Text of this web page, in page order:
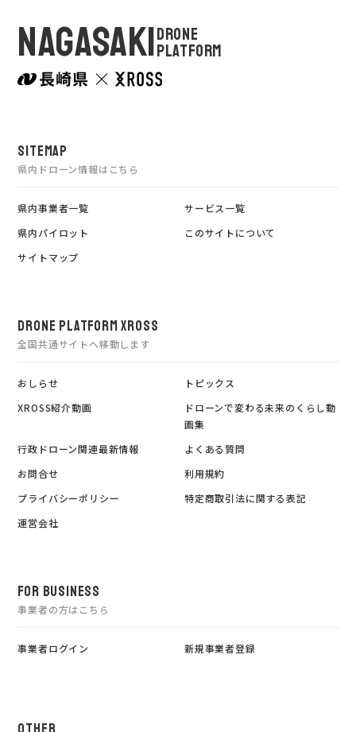
NAGASAKIDRONE
PLATFORM
SITEMAP
県内ドローン情報はこちら
県内事業者一覧
サービス一覧
県内パイロット
このサイトについて
サイトマップ
DRONE PLATFORM XROSS
全国共通サイトへ移動します
おしらせ
トピックス
XROSS紹介動画
ドローンで変わる未来のくらし動
画集
行政ドローン関連最新情報
よくある質問
お問合せ
利用規約
プライバシーポリシー
特定商取引法に関する表記
運営会社
FOR BUSINESS
事業者の方はこちら
事業者ログイン 新規事業者登録